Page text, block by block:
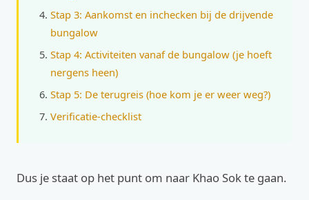
Stap 3: Aankomst en inchecken bij de drijvende
bungalow
Stap 4: Activiteiten vanaf de bungalow (je hoeft
nergens heen)
Stap 5: De terugreis (hoe kom je er weer weg?)
Verificatie-checklist
Dus je staat op het punt om naar Khao Sok te gaan.